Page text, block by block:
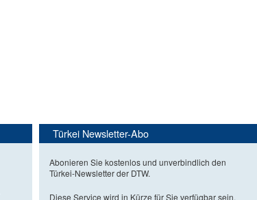
Türkei Newsletter-Abo
Abonieren Sie kostenlos und unverbindlich den
Türkei-Newsletter der DTW.
Diese Service wird in Kürze für Sie verfügbar sein.